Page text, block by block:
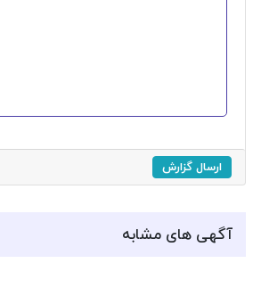
ارسال گزارش
آگهی های مشابه